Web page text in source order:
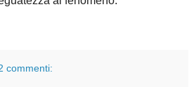
commenti: